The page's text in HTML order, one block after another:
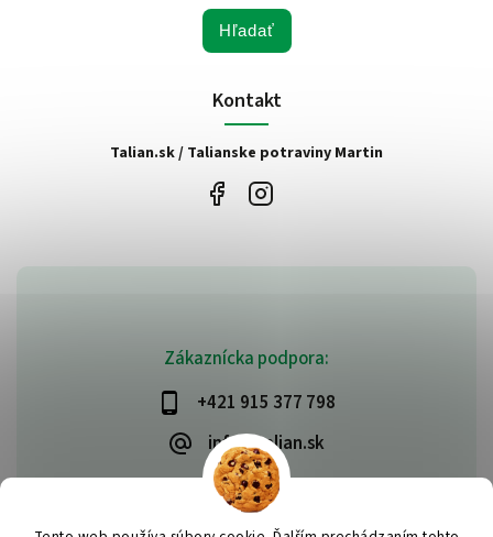
Zákaznícka podpora:
+421 915 377 798
info@talian.sk
Hľadať
Kontakt
Talian.sk / Talianske potraviny Martin